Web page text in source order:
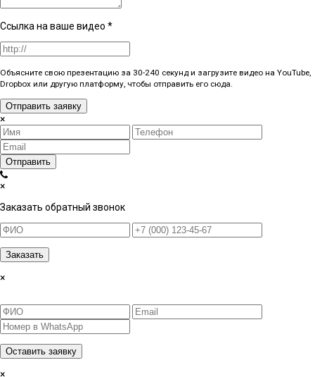
Ссылка на ваше видео *
Объясните свою презентацию за 30-240 секунд и загрузите видео на YouTube,
Dropbox или другую платформу, чтобы отправить его сюда.
Отправить заявку
×
Отправить
×
Заказать обратный звонок
Заказать
×
Оставить заявку
×